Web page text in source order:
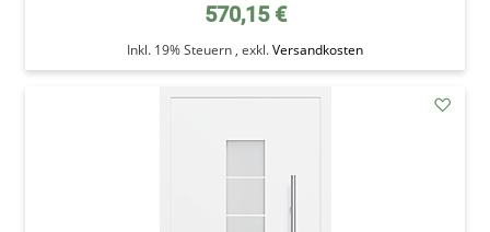
570,15 €
Inkl. 19% Steuern , exkl.Versandkosten